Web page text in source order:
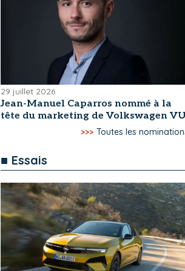
29 juillet 2026
Jean-Manuel Caparros nommé à la
tête du marketing de Volkswagen
>>> Toutes les
■ Essais